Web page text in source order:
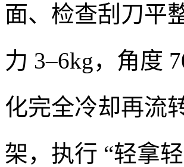
面、检查刮刀平
力 3–6kg，角度
化完全冷却再流
架，执行 “轻拿